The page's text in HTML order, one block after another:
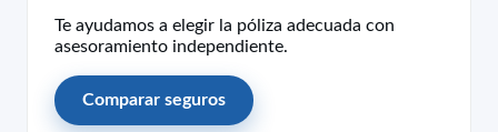
Te ayudamos a elegir la póliza adecuada con
asesoramiento independiente.
Comparar seguros